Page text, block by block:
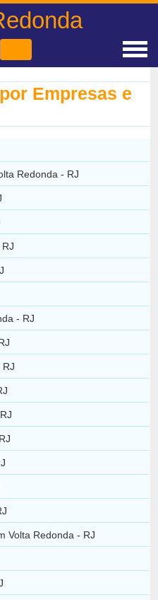
Empresas e
Redonda - RJ
- RJ
RJ
Volta Redonda - RJ